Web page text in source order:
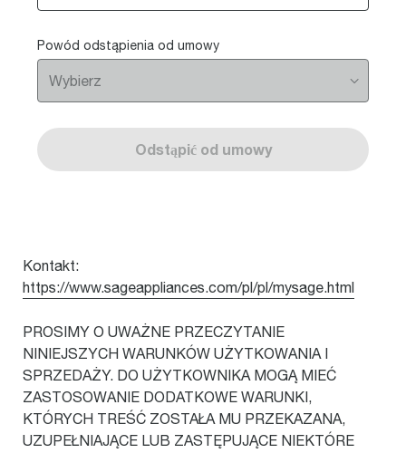
Powód odstąpienia od umowy
Odstąpić od umowy
Kontakt:
https://www.sageappliances.com/pl/pl/mysage.html
PROSIMY O UWAŻNE PRZECZYTANIE
NINIEJSZYCH WARUNKÓW UŻYTKOWANIA I
SPRZEDAŻY. DO UŻYTKOWNIKA MOGĄ MIEĆ
ZASTOSOWANIE DODATKOWE WARUNKI,
KTÓRYCH TREŚĆ ZOSTAŁA MU PRZEKAZANA,
UZUPEŁNIAJĄCE LUB ZASTĘPUJĄCE NIEKTÓRE